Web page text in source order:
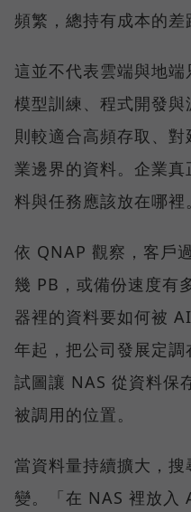
頻繁，總持有成本的差
這並不代表雲端與地
模型訓練、程式開發
則較適合高頻存取、
業邊界的資料。企業
料與任務應該放在哪裡。
依 QNAP 觀察，客戶
幾 PB，或備份速度有
器裡的資料要如何被
年起，把公司發展定調
試圖讓 NAS 從資料保
被調用的位置。
當資料量持續擴大，
變。「在 NAS 裡放